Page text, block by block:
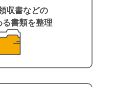
収書などの
書類を整理